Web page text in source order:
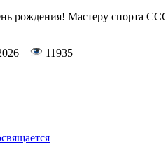
рождения! Мастеру спорта
11935